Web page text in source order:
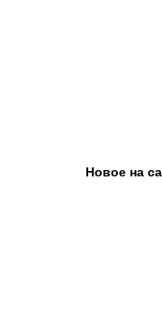
Новое на